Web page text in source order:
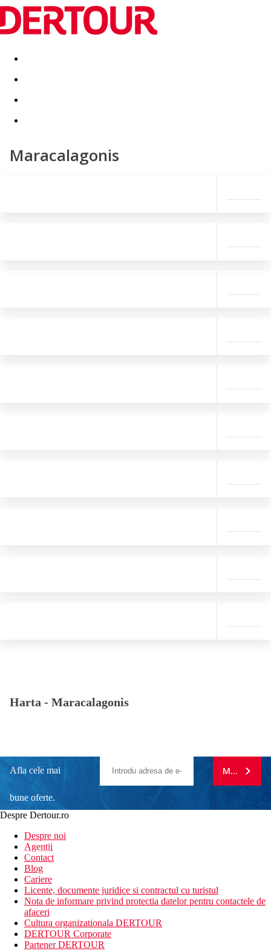
Destinatii Vacanta perfecta OFERTE DE NERATAT
Maracalagonis
Harta - Maracalagonis
Afla cele mai
bune oferte.
newsletter!
MA
Despre Dertour.ro
Despre noi
Agentii
Contact
Blog
Cariere
Licente, documente juridice si contractul cu turistul
Nota de informare privind protectia datelor pentru contactele de
afaceri
Cultura organizationala DERTOUR
DERTOUR Corporate
Partener DERTOUR